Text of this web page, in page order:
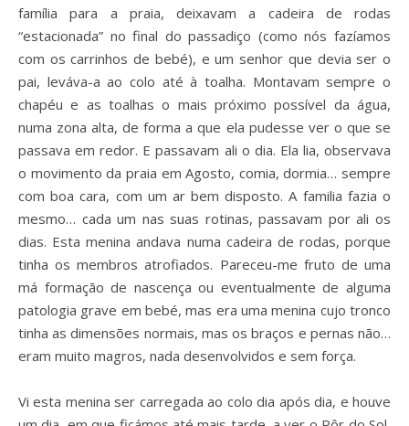
família para a praia, deixavam a cadeira de rodas
“estacionada” no final do passadiço (como nós fazíamos
com os carrinhos de bebé), e um senhor que devia ser o
pai, leváva-a ao colo até à toalha. Montavam sempre o
chapéu e as toalhas o mais próximo possível da água,
numa zona alta, de forma a que ela pudesse ver o que se
passava em redor. E passavam ali o dia. Ela lia, observava
o movimento da praia em Agosto, comia, dormia… sempre
com boa cara, com um ar bem disposto. A familia fazia o
mesmo… cada um nas suas rotinas, passavam por ali os
dias. Esta menina andava numa cadeira de rodas, porque
tinha os membros atrofiados. Pareceu-me fruto de uma
má formação de nascença ou eventualmente de alguma
patologia grave em bebé, mas era uma menina cujo tronco
tinha as dimensões normais, mas os braços e pernas não…
eram muito magros, nada desenvolvidos e sem força.
Vi esta menina ser carregada ao colo dia após dia, e houve